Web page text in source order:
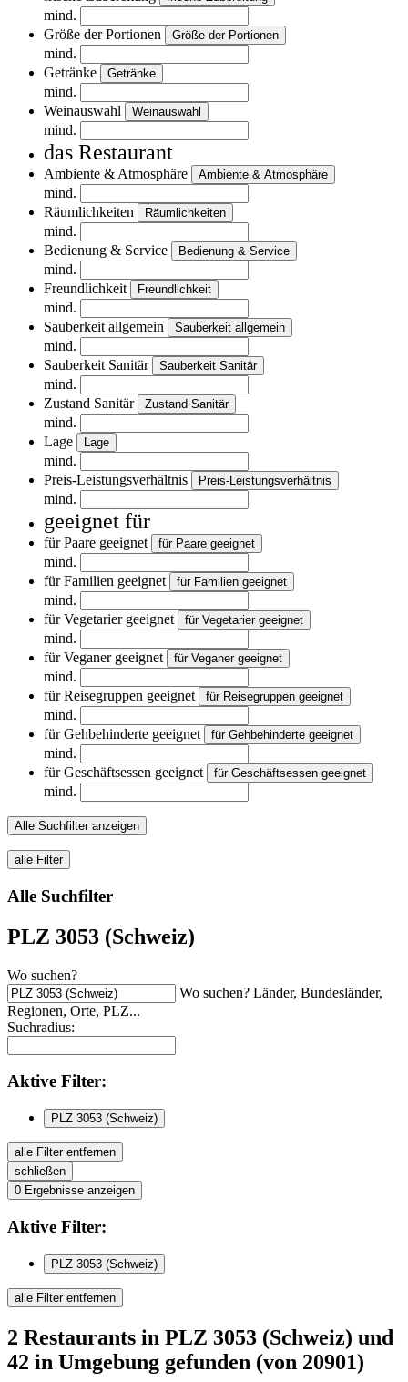
mind.
Größe der Portionen
Größe der Portionen
mind.
Getränke
Getränke
mind.
Weinauswahl
Weinauswahl
mind.
das Restaurant
Ambiente & Atmosphäre Ambiente & Atmosphäre
mind.
Räumlichkeiten
Räumlichkeiten
mind.
Bedienung & Service
Bedienung & Service
mind.
Freundlichkeit
Freundlichkeit
mind.
Sauberkeit allgemein
Sauberkeit allgemein
mind.
Sauberkeit Sanitär
Sauberkeit Sanitär
mind.
Zustand Sanitär
Zustand Sanitär
mind.
Lage
Lage
mind.
Preis-Leistungsverhältnis
Preis-Leistungsverhältnis
mind.
geeignet für
für Paare geeignet für Paare geeignet
mind.
für Familien geeignet
für Familien geeignet
mind.
für Vegetarier geeignet
für Vegetarier geeignet
mind.
für Veganer geeignet
für Veganer geeignet
mind.
für Reisegruppen geeignet
für Reisegruppen geeignet
mind.
für Gehbehinderte geeignet
für Gehbehinderte geeignet
mind.
für Geschäftsessen geeignet
für Geschäftsessen geeignet
mind.
Alle Suchfilter anzeigen
alle Filter
Alle Suchfilter
PLZ 3053 (Schweiz)
Wo suchen?
Wo suchen? Länder, Bundesländer,
Regionen, Orte, PLZ...
Suchradius:
Aktive Filter:
PLZ 3053 (Schweiz)
alle Filter entfernen
schließen
0 Ergebnisse anzeigen
Aktive Filter:
PLZ 3053 (Schweiz)
alle Filter entfernen
2 Restaurants in PLZ 3053 (Schweiz) und
42 in Umgebung gefunden (von 20901)